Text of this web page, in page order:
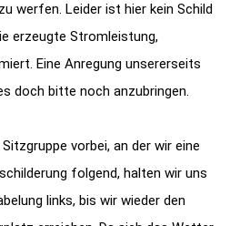
werfen. Leider ist hier kein Schild
erzeugte Stromleistung,
Eine Anregung unsererseits
doch bitte noch anzubringen.
vorbei, an der wir eine
folgend, halten wir uns
links, bis wir wieder den